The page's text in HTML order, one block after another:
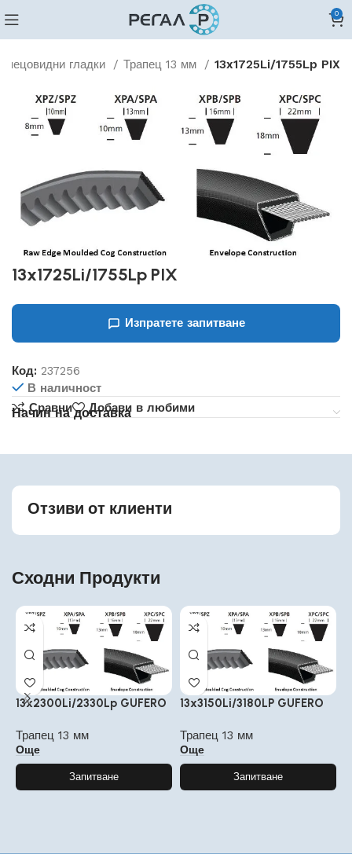
0
гладки Трапец 13 мм 13x1725Li/1755Lp PIX
13x1725Li/1755Lp PIX
Изпратете запитване
Код:237256
В наличност
Сравни
Добави в любими
Начин на доставка
Отзиви от клиенти
Сходни Продукти
13x2300Li/2330Lp GUFERO
Трапец 13 мм
Още
Запитване
13x3150Li/3180LP GUFERO
Трапец 13 мм
Още
Запитване